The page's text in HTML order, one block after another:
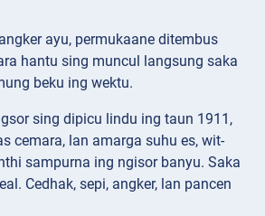
ayu, permukaane ditembus
hantu sing muncul langsung saka
beku ing wektu.
sing dipicu lindu ing taun 1911,
cemara, lan amarga suhu es, wit-
sampurna ing ngisor banyu. Saka
Cedhak, sepi, angker, lan pancen